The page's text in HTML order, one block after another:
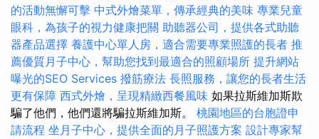
的活動無懈可擊 中式外燴菜單，傳承經典的美味 專業兒童
眼科，為孩子的視力健康把關 助聽器公司，提供各式助聽
器產品選擇 養護中心單人房，適合需要專業照護的長者 推
薦優質月子中心，幫助您找到最適合的照顧場所 提升網站
曝光的SEO Services 撥筋療法 長照服務，讓您的長者生活
更有保障 西式外燴，呈現精緻西餐風味 如果拉斯維加斯欺
騙了他們，他們還將騙拉斯維加斯。 桃園地區的台胞證申
請流程 坐月子中心，提供全面的月子照護方案 設計專家幫